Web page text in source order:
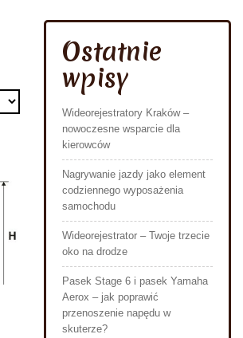
Ostatnie
wpisy
Wideorejestratory Kraków –
nowoczesne wsparcie dla
kierowców
Nagrywanie jazdy jako element
codziennego wyposażenia
samochodu
Wideorejestrator – Twoje trzecie
oko na drodze
Pasek Stage 6 i pasek Yamaha
Aerox – jak poprawić
przenoszenie napędu w
skuterze?